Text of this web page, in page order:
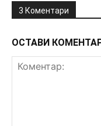
3 Коментари
ОСТАВИ